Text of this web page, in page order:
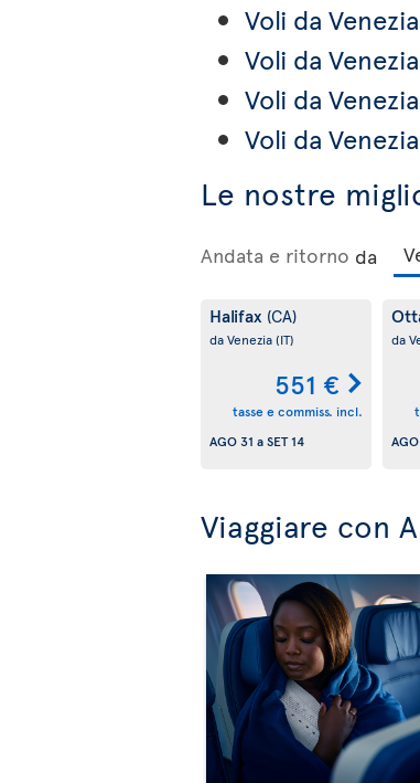
Voli da
Voli da
Voli da
Voli da
Le nostre
Andata e ritorno da
Halifax (CA)
da Venezia(IT)
551 €
tasse e commiss. incl.
AGO 31 aSET 14
da
Viaggiare con